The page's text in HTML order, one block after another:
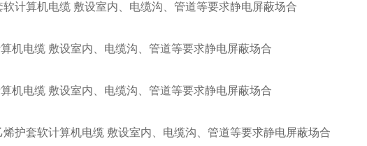
计算机电缆 敷设室内、电缆沟、管道等要求静电屏蔽场合
机电缆 敷设室内、电缆沟、管道等要求静电屏蔽场合
机电缆 敷设室内、电缆沟、管道等要求静电屏蔽场合
护套软计算机电缆 敷设室内、电缆沟、管道等要求静电屏蔽场合